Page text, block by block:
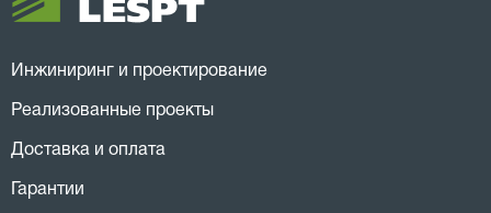
Инжиниринг и проектирование
Реализованные проекты
Доставка и оплата
Гарантии